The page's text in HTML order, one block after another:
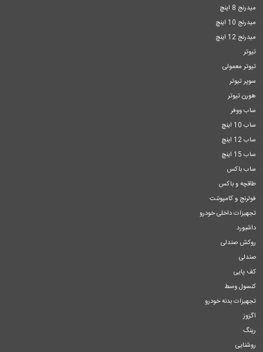
میدرنج 8 اینچ
میدرنج 10 اینچ
میدرنج 12 اینچ
تیوتر
تیوتر معمولی
سوپر تیوتر
هورن تیوتر
ساب ووفر
ساب 10 اینچ
ساب 12 اینچ
ساب 15 اینچ
ساب باکس
طاقچه و باکس
فولرنج و کامپوننت
تجهیزات داخلی خودرو
داشبورد
روکش صندلی
صندلی
کف پایی
کنسول وسط
تجهیزات بدنه خودرو
اگزوز
رینگ
روشنایی